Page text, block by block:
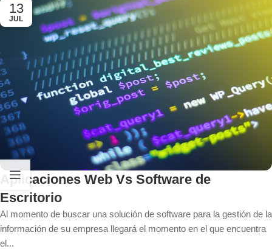
13
JUL
Aplicaciones Web Vs Software de
Escritorio
Al momento de buscar una solución de software para la gestión de la
información de su empresa llegará el momento en el que encuentra
el...